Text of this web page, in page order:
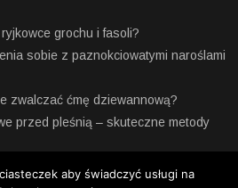
grochu i fasoli?
sobie z paznokciowatymi naroślami
zwalczać ćmę dziewannową?
przed pleśnią – skuteczne metody
krety z ogrodu – praktyczne porady
aby świadczyć usługi na